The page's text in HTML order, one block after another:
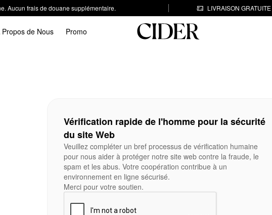
Aucun frais de douane supplémentaire. LIVRAISON
Propos de Nous Promo
Vérification rapide de l'homme pour la sécurité
du site Web
Veuillez compléter un bref processus de vérification humaine
pour nous aider à protéger notre site web contre la fraude, le
spam et les abus. Votre coopération contribue à un
environnement en ligne sécurisé.
Merci pour votre soutien.